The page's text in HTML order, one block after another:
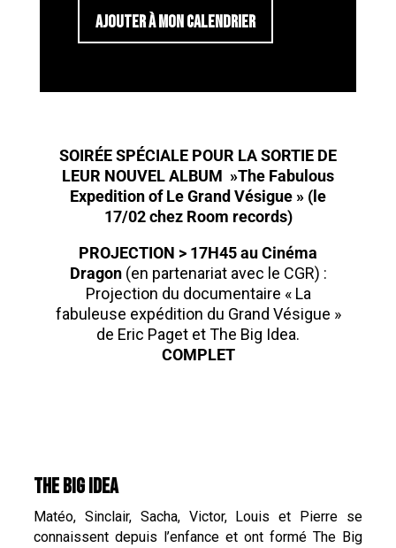
AJOUTER À MON CALENDRIER
SOIRÉE SPÉCIALE POUR LA SORTIE DE
LEUR NOUVEL ALBUM »The Fabulous
Expedition of Le Grand Vésigue » (le
17/02 chez Room records)
PROJECTION > 17H45 au Cinéma
Dragon(en partenariat avec le CGR) :
Projection du documentaire « La
fabuleuse expédition du Grand Vésigue »
de Eric Paget et The Big Idea.
COMPLET
THE BIG IDEA
Matéo, Sinclair, Sacha, Victor, Louis et Pierre se
connaissent depuis l’enfance et ont formé The Big